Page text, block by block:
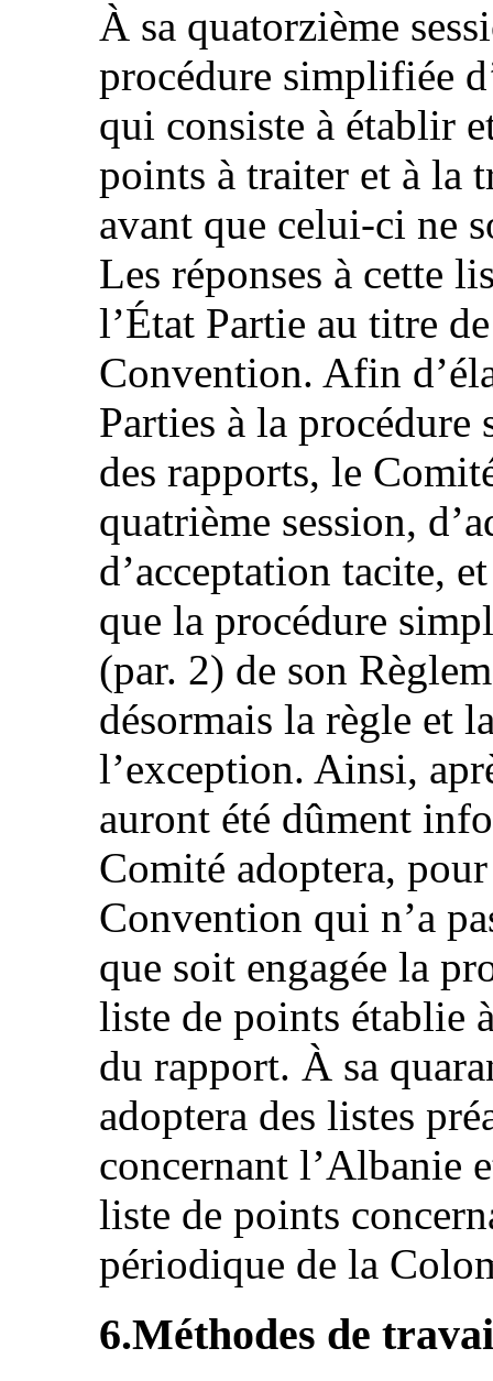
À sa quatorzième
procédure simplifiée
qui consiste à établir
points à traiter et à la
avant que celui-ci ne
Les réponses à cette
l’État Partie au titre
Convention. Afin
Parties à la procédure
des rapports, le
quatrième session,
d’acceptation tacite,
que la procédure
(par. 2) de son
désormais la règle et
l’exception. Ainsi,
auront été dûment
Comité adoptera,
Convention qui n’a
que soit engagée la
liste de points établie
du rapport. À sa
adoptera des listes
concernant l’Albanie
liste de points
périodique de la
6.Méthodes de